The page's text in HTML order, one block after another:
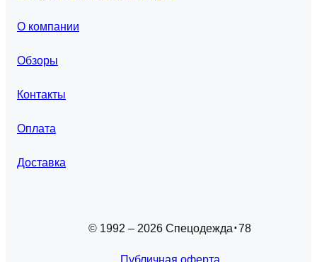
О компании
Обзоры
Контакты
Оплата
Доставка
© 1992 – 2026 Спецодежда 78